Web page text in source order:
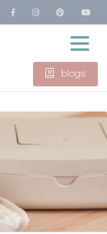
blogs